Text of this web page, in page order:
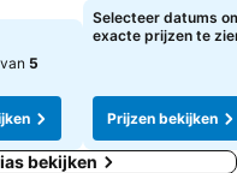
5
Selecteer datums
exacte prijzen te
Prijzen bekijken
bekijken